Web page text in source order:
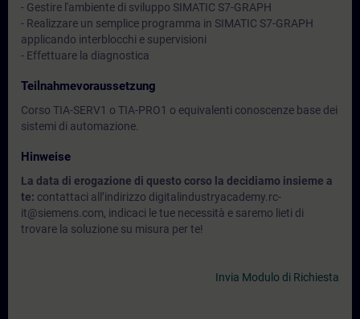
- Gestire l'ambiente di sviluppo SIMATIC S7-GRAPH
- Realizzare un semplice programma in SIMATIC S7-GRAPH
applicando interblocchi e supervisioni
- Effettuare la diagnostica
Teilnahmevoraussetzung
Corso TIA-SERV1 o TIA-PRO1 o equivalenti conoscenze base dei
sistemi di automazione.
Hinweise
La data di erogazione di questo corso la decidiamo insieme a
te: contattaci all’indirizzo digitalindustryacademy.rc-
it@siemens.com, indicaci le tue necessità e saremo lieti di
trovare la soluzione su misura per te!
Invia Modulo di Richiesta